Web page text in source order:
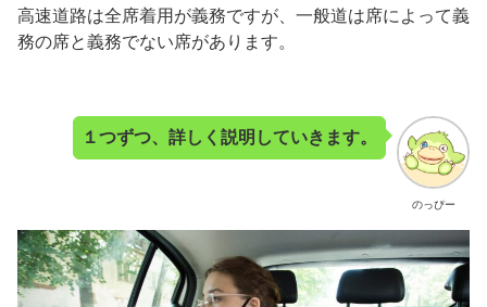
高速道路は全席着用が義務ですが、一般道は席によって義
務の席と義務でない席があります。
のっぴー
１つずつ、詳しく説明していきます。